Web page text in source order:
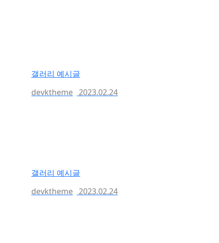
갤러리 예시글
devktheme 2023.02.24
갤러리 예시글
devktheme 2023.02.24